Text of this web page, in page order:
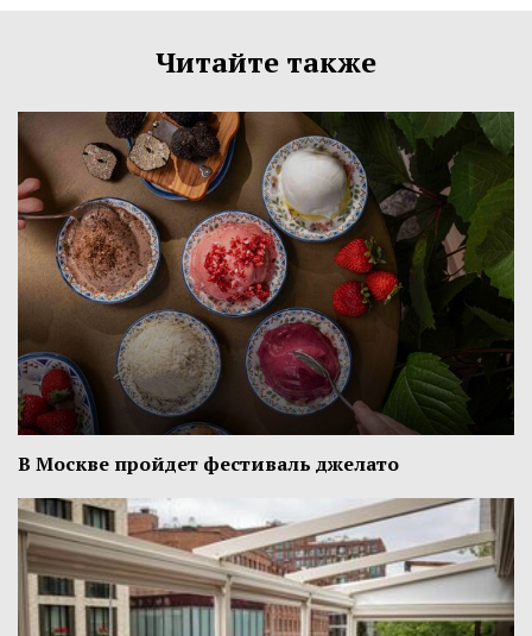
Читайте также
В Москве пройдет фестиваль джелато